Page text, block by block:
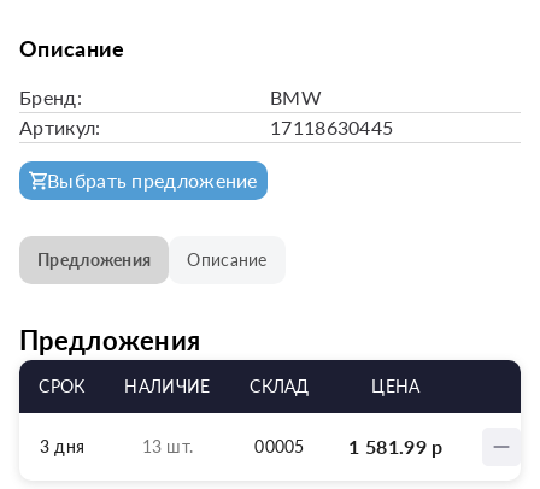
Описание
Бренд:
BMW
Артикул:
17118630445
Выбрать предложение
Предложения Описание
Предложения
СРОК НАЛИЧИЕ СКЛАД ЦЕНА
3 дня 13 шт. 00005 1 581.99р